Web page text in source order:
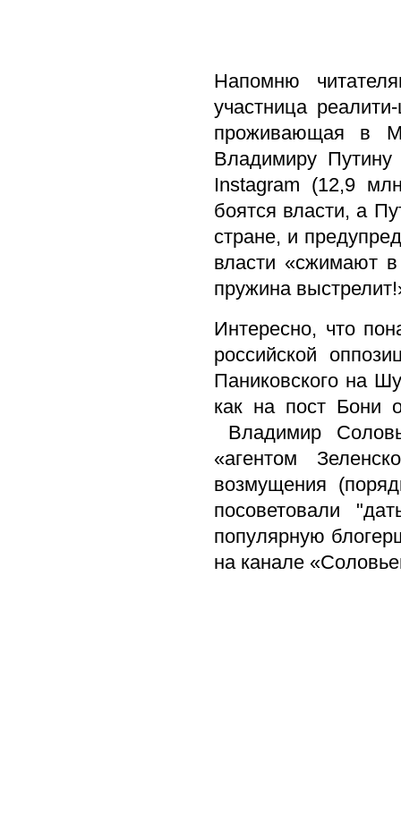
Напомню
участница
проживающая в
Владимиру Путину
Instagram (12,9
боятся власти, а
стране, и
власти «сжимают
пружина
Интересно, что
российской
Паниковского на
как на пост Бони
Владимир
«агентом
возмущения
посоветовали
популярную
на канале